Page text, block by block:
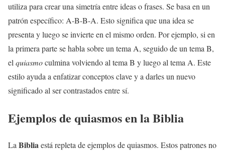
utiliza para crear una simetría entre ideas o frases. Se basa en un
patrón específico: A-B-B-A. Esto significa que una idea se
presenta y luego se invierte en el mismo orden. Por ejemplo, si en
la primera parte se habla sobre un tema A, seguido de un tema B,
el quiasmoculmina volviendo al tema B y luego al tema A. Este
estilo ayuda a enfatizar conceptos clave y a darles un nuevo
significado al ser contrastados entre sí.
Ejemplos de quiasmos en laBiblia
LaBibliaestá repleta de ejemplos de quiasmos. Estos patrones no